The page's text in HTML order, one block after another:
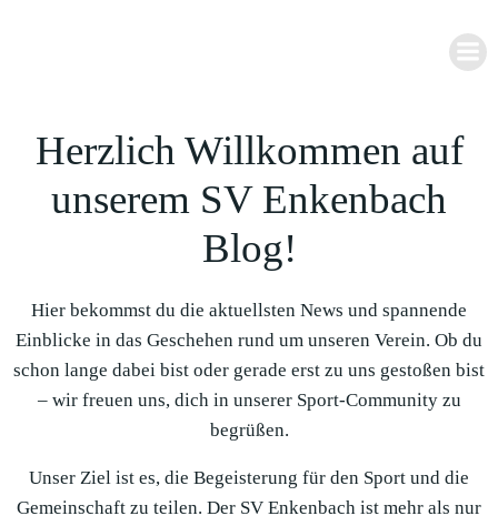
Herzlich Willkommen auf
unserem SV Enkenbach
Blog!
Hier bekommst du die aktuellsten News und spannende
Einblicke in das Geschehen rund um unseren Verein. Ob du
schon lange dabei bist oder gerade erst zu uns gestoßen bist
– wir freuen uns, dich in unserer Sport-Community zu
begrüßen.
Unser Ziel ist es, die Begeisterung für den Sport und die
Gemeinschaft zu teilen. Der SV Enkenbach ist mehr als nur